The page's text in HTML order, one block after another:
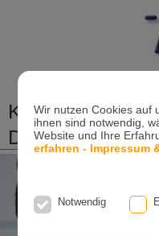
Wir nutzen Cookies auf
ihnen sind notwendig,
Website und Ihre
erfahren - Impressum
Notwendig
Dr. Konik &
Zahn- und
Erwachsene
Ganzheitliche-
Erwachsenen-Kieferorthopädie